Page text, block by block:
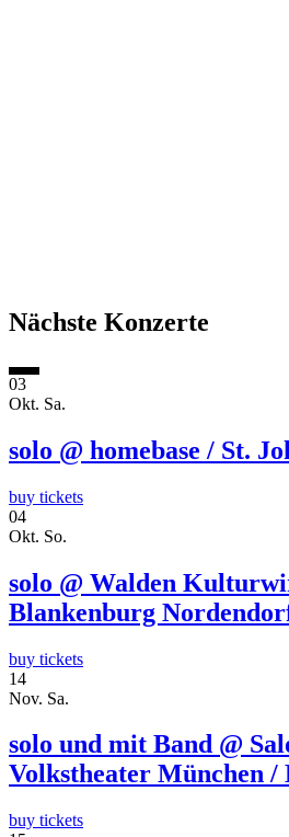
Nächste Konzerte
03
Okt. Sa.
solo @ homebase / St.
buy tickets
04
Okt. So.
solo @ Walden
Blankenburg
buy tickets
14
Nov. Sa.
solo und mit Band @
Volkstheater München /
buy tickets